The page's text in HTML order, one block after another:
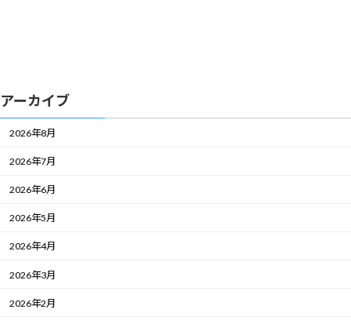
アーカイブ
2026年8月
2026年7月
2026年6月
2026年5月
2026年4月
2026年3月
2026年2月